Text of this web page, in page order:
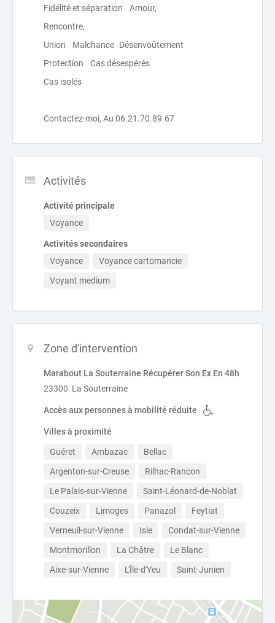
Fidélité et séparation Amour,
Rencontre,
Union Malchance Désenvoûtement
Protection Cas désespérés
Cas isolés
Contactez-moi, Au 06.21.70.89.67
Activités
Activité principale
Voyance
Activités secondaires
Voyance
Voyance cartomancie
Voyant medium
Zone d'intervention
Marabout La Souterraine Récupérer Son Ex En 48h
23300 La Souterraine
Accès aux personnes à mobilité réduite
Villes à proximité
Guéret Ambazac
Bellac
Argenton-sur-Creuse
Rilhac-Rancon
Le Palais-sur-Vienne
Saint-Léonard-de-Noblat
Couzeix
Limoges Panazol
Feytiat
Verneuil-sur-Vienne
Isle
Condat-sur-Vienne
Montmorillon
La Châtre
Le Blanc
Aixe-sur-Vienne
L'Île-d'Yeu Saint-Junien